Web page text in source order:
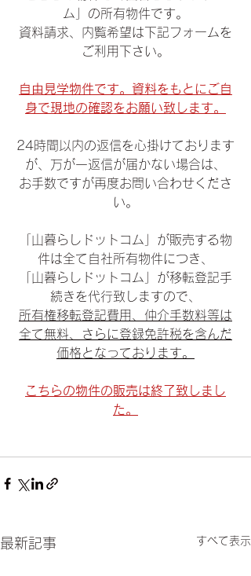
ム」の所有物件です。
資料請求、内覧希望は下記フォームを
ご利用下さい。
自由見学物件です。資料をもとにご自
身で現地の確認をお願い致します。
24時間以内の返信を心掛けております
が、万が一返信が届かない場合は、
お手数ですが再度お問い合わせくださ
い。
「山暮らしドットコム」が販売する物
件は全て自社所有物件につき、
「山暮らしドットコム」が移転登記手
続きを代行致しますので、
所有権移転登記費用、仲介手数料等は
全て無料、さらに登録免許税を含んだ
価格となっております。
こちらの物件の販売は終了致しまし
た。
最新記事 すべて表示